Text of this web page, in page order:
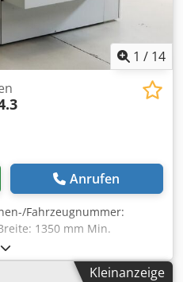
1 / 14
Anrufen
Fahrzeugnummer:
1350 mm Min.
feste Höhe
Acjwvq E Aonjf Anzahl der
Kleinanzeige